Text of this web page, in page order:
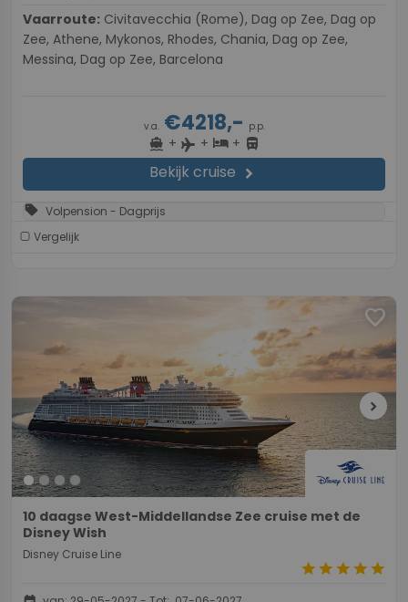
Vaarroute:
Zee, Athene, Mykonos, Rhodes, Chania, Dag op Zee,
Messina, Dag op Zee, Barcelona
v.a.€4218,- p.p.
directions_boat + flight + hotel+ directions_bus
Bekijk cruise chevron_right
sell Volpension - Dagprijs
Vergelijk
favorite
chevron_right
10 daagse West-Middellandse Zee cruise met de
Disney Wish
Disney Cruise Line
starstarstarstarstar